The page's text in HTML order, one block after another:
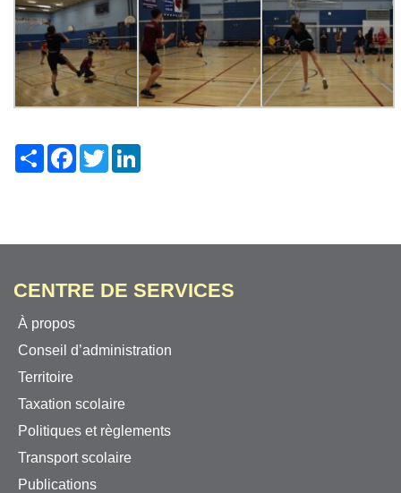
ShareFacebook
Twitter
CENTRE DE SERVICES
À propos
Conseil d’administration
Territoire
Taxation scolaire
Politiques et règlements
Transport scolaire
Publications